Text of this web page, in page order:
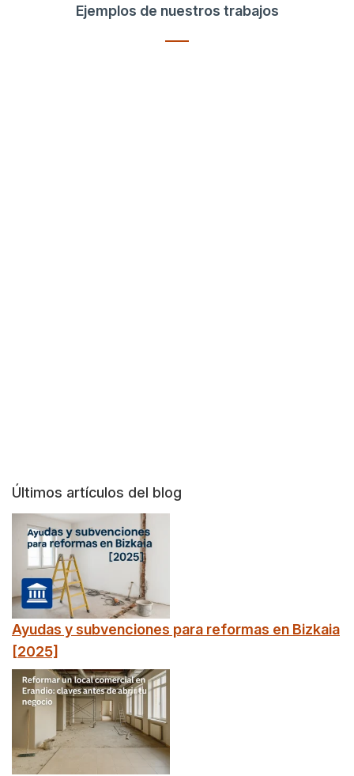
Ejemplos de nuestros trabajos
Últimos artículos del blog
Ayudas y subvenciones para reformas en Bizkaia
[2025]